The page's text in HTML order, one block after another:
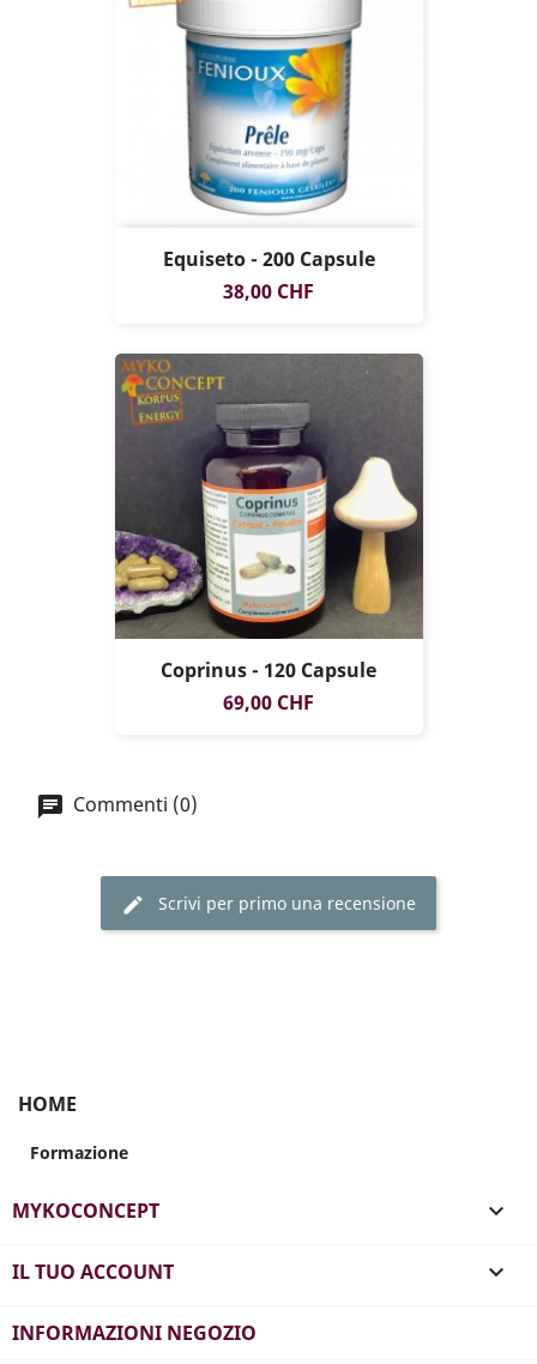
Equiseto - 200 Capsule
Prezzo
38,00 CHF
Coprinus - 120 Capsule
Prezzo
69,00 CHF
Commenti (0)
Scrivi per primo una recensione
HOME
Formazione
MYKOCONCEPT 
IL TUO ACCOUNT 
INFORMAZIONI NEGOZIO